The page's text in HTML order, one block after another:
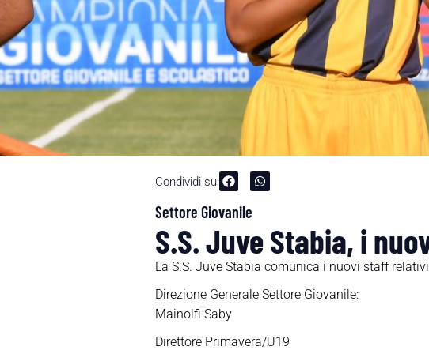
Condividi su:
Settore Giovanile
S.S. Juve Stabia, i
La S.S. Juve Stabia comunica i nuovi staff
Direzione Generale Settore Giovanile:
Mainolfi Saby
Direttore Primavera/U19